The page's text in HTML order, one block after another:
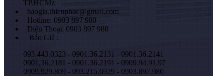
TP.HCMz
baogia.thienphuc@gmail.com
Hotline: 0903 897 980
Điện Thoại: 0903 897 980
Báo Giá :
093.443.0323 - 0901.36.2131 - 0901.36.2141
0901.36.2181 - 0901.36.2191 - 0909.94.91.97
0909.929.809 - 093.215.6929 - 0903.897.980